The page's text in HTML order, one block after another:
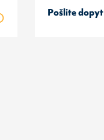
Pošlite dopyt